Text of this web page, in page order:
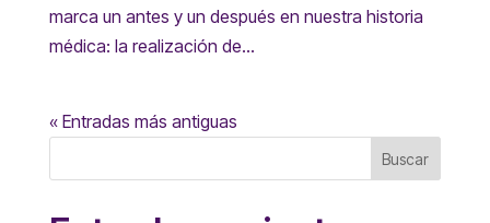
marca un antes y un después en nuestra historia
médica: la realización de...
« Entradas más antiguas
Buscar